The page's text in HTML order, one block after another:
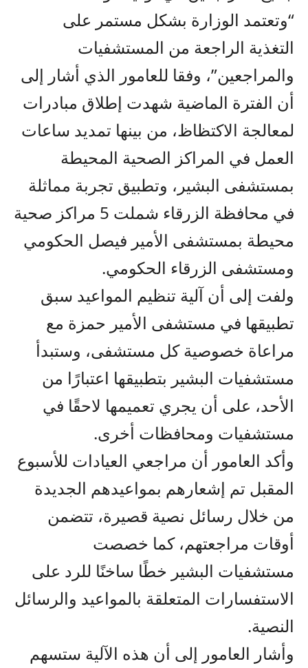
“وتعتمد الوزارة بشكل مستمر على
التغذية الراجعة من المستشفيات
والمراجعين”، وفقا للعامور الذي أشار إلى
أن الفترة الماضية شهدت إطلاق مبادرات
لمعالجة الاكتظاظ، من بينها تمديد ساعات
العمل في المراكز الصحية المحيطة
بمستشفى البشير، وتطبيق تجربة مماثلة
في محافظة الزرقاء شملت 5 مراكز صحية
محيطة بمستشفى الأمير فيصل الحكومي
ومستشفى الزرقاء الحكومي.
ولفت إلى أن آلية تنظيم المواعيد سبق
تطبيقها في مستشفى الأمير حمزة مع
مراعاة خصوصية كل مستشفى، وستبدأ
مستشفيات البشير بتطبيقها اعتبارًا من
الأحد، على أن يجري تعميمها لاحقًا في
مستشفيات ومحافظات أخرى.
وأكد العامور أن مراجعي العيادات للأسبوع
المقبل تم إشعارهم بمواعيدهم الجديدة
من خلال رسائل نصية قصيرة، تتضمن
أوقات مراجعتهم، كما خصصت
مستشفيات البشير خطًا ساخنًا للرد على
الاستفسارات المتعلقة بالمواعيد والرسائل
النصية.
وأشار العامور إلى أن هذه الآلية ستسهم